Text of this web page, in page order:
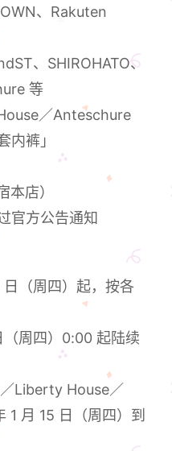
、Rakuten
、SHIROHATO、
等
／Anteschure
内裤」
店）
官方公告通知
（周四）起，按各
周四）0:00 起陆续
Liberty House／
月 15 日（周四）到